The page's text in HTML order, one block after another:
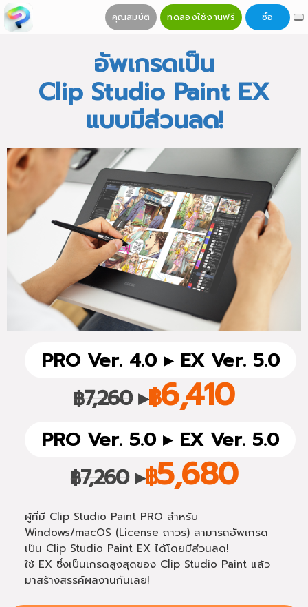
คุณสมบัติ ทดลองใช้งานฟรี ซื้อ
อัพเกรดเป็น
Clip Studio Paint EX
แบบมีส่วนลด!
PRO Ver. 4.0 ▸ EX Ver. 5.0
฿7,260 ▸฿6,410
PRO Ver. 5.0 ▸ EX Ver. 5.0
฿7,260 ▸฿5,680
ผู้ที่มี Clip Studio Paint PRO สำหรับ
Windows/macOS (License ถาวร) สามารถอัพเกรด
เป็น Clip Studio Paint EX ได้โดยมีส่วนลด!
ใช้ EX ซึ่งเป็นเกรดสูงสุดของ Clip Studio Paint แล้ว
มาสร้างสรรค์ผลงานกันเลย!